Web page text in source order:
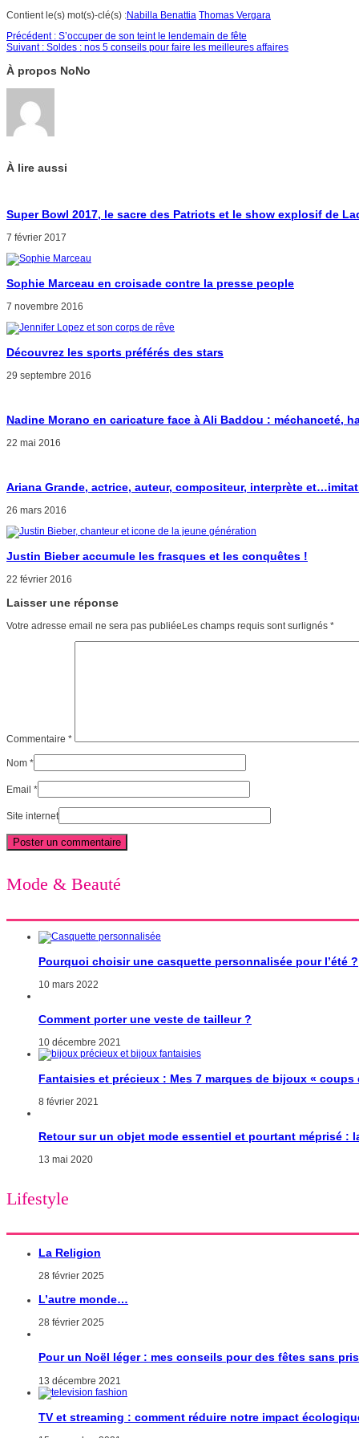
Contient le(s) mot(s)-clé(s) :Nabilla Benattia Thomas Vergara
Précédent : S’occuper de son teint le lendemain de fête
Suivant : Soldes : nos 5 conseils pour faire les meilleures affaires
À propos NoNo
À lire aussi
Super Bowl 2017, le sacre des Patriots et le show explosif de
7 février 2017
Sophie Marceau en croisade contre la presse people
7 novembre 2016
Découvrez les sports préférés des stars
29 septembre 2016
Nadine Morano en caricature face à Ali Baddou : méchanceté,
22 mai 2016
Ariana Grande, actrice, auteur, compositeur, interprète
26 mars 2016
Justin Bieber accumule les frasques et les conquêtes !
22 février 2016
Laisser une réponse
Votre adresse email ne sera pas publiéeLes champs requis sont surlignés *
Commentaire *
Nom *
Email *
Site internet
Mode & Beauté
Pourquoi choisir une casquette personnalisée pour l’été ?
10 mars 2022
Comment porter une veste de tailleur ?
10 décembre 2021
Fantaisies et précieux : Mes 7 marques de bijoux «
8 février 2021
Retour sur un objet mode essentiel et pourtant méprisé :
13 mai 2020
Lifestyle
La Religion
28 février 2025
L’autre monde…
28 février 2025
Pour un Noël léger : mes conseils pour des fêtes sans
13 décembre 2021
TV et streaming : comment réduire notre impact